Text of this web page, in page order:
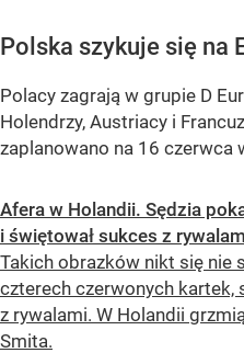
Polska szykuje się na
Polacy zagrają w grupie D
Holendrzy, Austriacy i
zaplanowano na 16 czerwca
Afera w Holandii. Sędzia
i świętował sukces z
Takich obrazków nikt się nie
czterech czerwonych kartek,
z rywalami. W Holandii
Smita.